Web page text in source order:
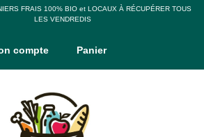
FRAIS 100% BIO et LOCAUX À RÉCUPÉRER TOUS
LES VENDREDIS
compte Panier